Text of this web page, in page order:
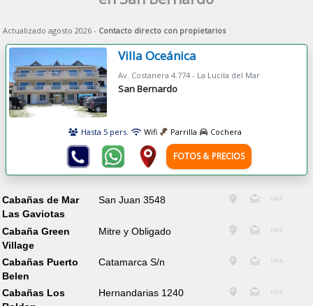
Actualizado agosto 2026 - Contacto directo con propietarios
Villa Oceánica
Av. Costanera 4.774 - La Lucila del Mar
San Bernardo
Hasta 5 pers. Wifi Parrilla Cochera
FOTOS & PRECIOS
Cabañas de Mar
Las Gaviotas
San Juan 3548
Cabaña Green
Village
Mitre y Obligado
Cabañas Puerto
Belen
Catamarca S/n
Cabañas Los
Hernandarias 1240